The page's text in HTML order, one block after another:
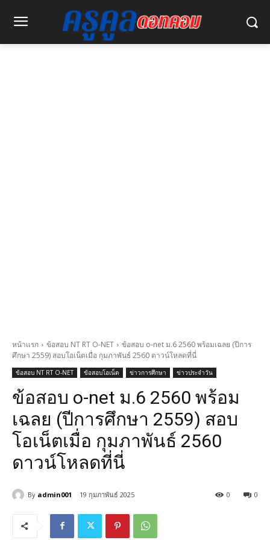
หน้าแรก ข้อสอบ NT RT O-NET
ข้อสอบ o-net ม.6 2560 พร้อมเฉลย (ปีการ
ศึกษา 2559) สอบโอเน็ตเมื่อ กุมภาพันธ์ 2560 ดาวน์โหลดที่นี่
ข้อสอบ NT RT O-NET ข้อสอบโอเน็ต ข่าวการศึกษา ข่าวประจำวัน
ข้อสอบ o-net ม.6 2560 พร้อม
เฉลย (ปีการศึกษา 2559) สอบ
โอเน็ตเมื่อ กุมภาพันธ์ 2560
ดาวน์โหลดที่นี่
By admin001 19 กุมภาพันธ์ 2025 0
0